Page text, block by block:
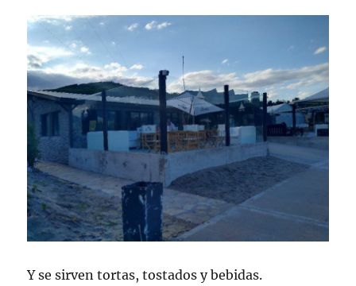
Y se sirven tortas, tostados y bebidas.